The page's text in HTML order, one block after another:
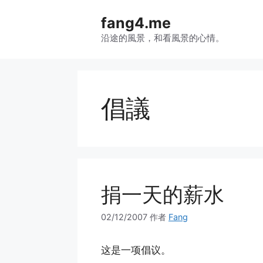
fang4.me
沿途的風景，和看風景的心情。
倡議
捐一天的薪水
02/12/2007 作者 Fang
这是一项倡议。